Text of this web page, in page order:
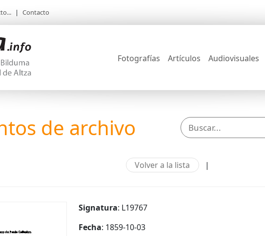
| Contacto
Fotografías Artículos Audiovisuales
de archivo
Volver a la lista |
Signatura: L19767
Fecha: 1859-10-03